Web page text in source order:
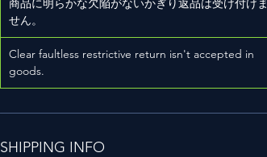
せん。
Clear faultless restrictive return isn't accepted in
goods.
SHIPPING INFO